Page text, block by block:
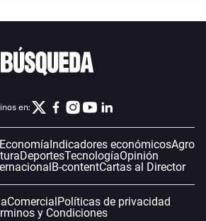
en:
Economía Indicadores económicosAgro
DeportesTecnologíaOpinión
B-contentCartas al Director
Comercial Políticas de privacidad
y Condiciones